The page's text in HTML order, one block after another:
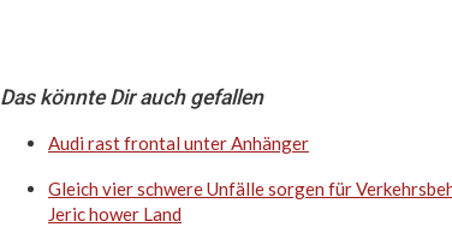
Das könnte Dir auch gefallen
Audi rast frontal unter Anhänger
Gleich vier schwere Unfälle sorgen für
Jeric hower Land